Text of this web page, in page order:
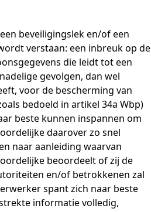
beveiligingslek en/of een
verstaan: een inbreuk op de
die leidt tot een
gevolgen, dan wel
voor de bescherming van
bedoeld in artikel 34a Wbp)
beste kunnen inspannen om
daarover zo snel
naar aanleiding waarvan
beoordeelt of zij de
en/of betrokkenen zal
spant zich naar beste
informatie volledig,